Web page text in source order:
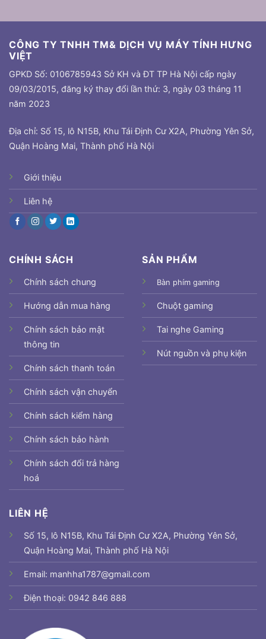
CÔNG TY TNHH TM& DỊCH VỤ MÁY TÍNH HƯNG
VIỆT
GPKD Số: 0106785943 Sở KH và ĐT TP Hà Nội cấp ngày
09/03/2015, đăng ký thay đổi lần thứ: 3, ngày 03 tháng 11
năm 2023
Địa chỉ: Số 15, lô N15B, Khu Tái Định Cư X2A, Phường Yên Sở,
Quận Hoàng Mai, Thành phố Hà Nội
Giới thiệu
Liên hệ
CHÍNH SÁCH
Chính sách chung
Hướng dẫn mua hàng
Chính sách bảo mật
thông tin
Chính sách thanh toán
Chính sách vận chuyển
Chính sách kiểm hàng
Chính sách bảo hành
Chính sách đổi trả hàng
hoá
SẢN PHẨM
Bàn phím gaming
Chuột gaming
Tai nghe Gaming
Nút nguồn và phụ kiện
LIÊN HỆ
Số 15, lô N15B, Khu Tái Định Cư X2A, Phường Yên Sở,
Quận Hoàng Mai, Thành phố Hà Nội
Email: manhha1787@gmail.com
Điện thoại: 0942 846 888